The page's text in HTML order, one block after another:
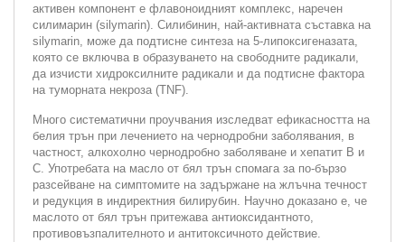
активен компонент е флавоноидният комплекс, наречен
силимарин (silymarin). Силибинин, най-активната съставка на
silymarin, може да подтисне синтеза на 5-липоксигеназата,
която се включва в образуването на свободните радикали,
да изчисти хидроксилните радикали и да подтисне фактора
на туморната некроза (TNF).
Много систематични проучвания изследват ефикасността на
белия трън при лечението на чернодробни заболявания, в
частност, алкохолно чернодробно заболяване и хепатит В и
С. Употребата на масло от бял трън спомага за по-бързо
разсейване на симптомите на задържане на жлъчна течност
и редукция в индиректния билирубин. Научно доказано е, че
маслото от бял трън притежава антиоксидантното,
противовъзпалителното и антитоксичното действие.